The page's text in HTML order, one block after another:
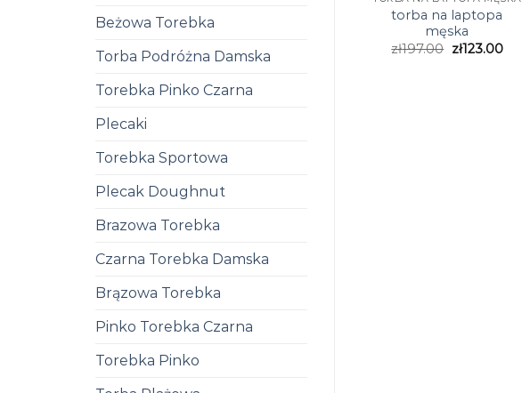
Beżowa Torebka
Torba Podróżna Damska
Torebka Pinko Czarna
Plecaki
Torebka Sportowa
Plecak Doughnut
Brazowa Torebka
Czarna Torebka Damska
Brązowa Torebka
Pinko Torebka Czarna
Torebka Pinko
torba na laptopa
męska
zł197.00 zł123.00